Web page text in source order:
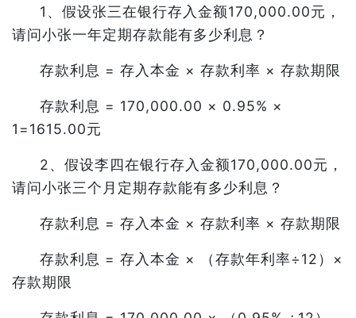
1、假设张三在银行存入金额170,000.00元，
请问小张一年定期存款能有多少利息？
存款利息 = 存入本金 × 存款利率 × 存款期限
存款利息 = 170,000.00 × 0.95% ×
1=1615.00元
2、假设李四在银行存入金额170,000.00元，
请问小张三个月定期存款能有多少利息？
存款利息 = 存入本金 × 存款利率 × 存款期限
存款利息 = 存入本金 × （存款年利率÷12）×
存款期限